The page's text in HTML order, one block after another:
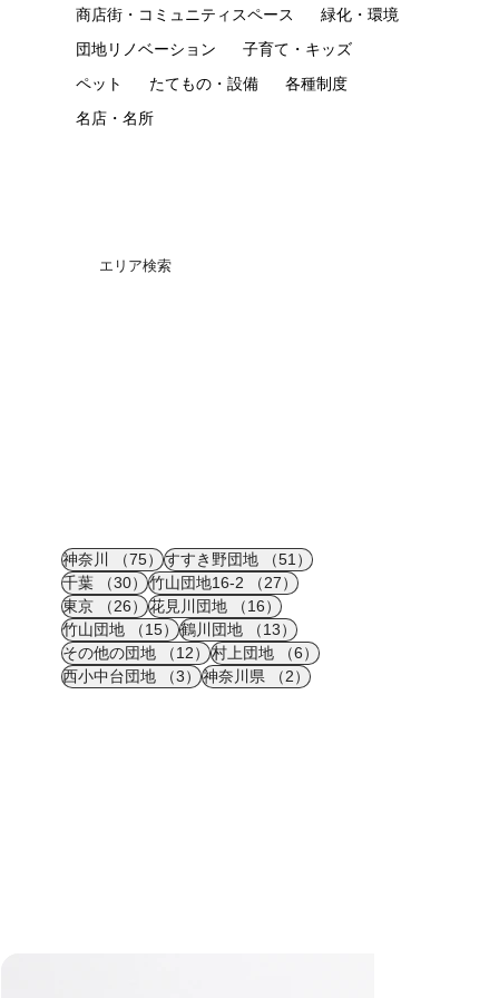
商店街・コミュニティスペース
緑化・環境
団地リノベーション
子育て・キッズ
ペット
たてもの・設備
各種制度
名店・名所
エリア検索
神奈川 （75）75件の記事
すすき野団地 （51）51件の記事
千葉
（30）30件の記事
竹山団地16-2 （27）27件の記事
東京
（26）26件の記事
花見川団地 （16）16件の記事
竹山団地
（15）15件の記事
鶴川団地 （13）13件の記事
その他の団地
（12）12件の記事
村上団地 （6）6件の記事
西小中台団地
（3）3件の記事
神奈川県 （2）2件の記事